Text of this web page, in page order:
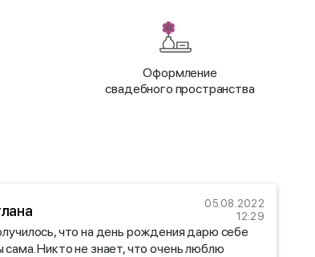
Оформление
свадебного пространства
05.08.2022
12:29
что на день рождения дарю себе
сама. Никто не знает, что очень люблю